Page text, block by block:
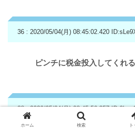
36 : 2020/05/04(月) 08:45:02.420
ピンチに税金投入してくれ
38 : 2020/05/04(月) 08:45:56.357
ホーム 検索